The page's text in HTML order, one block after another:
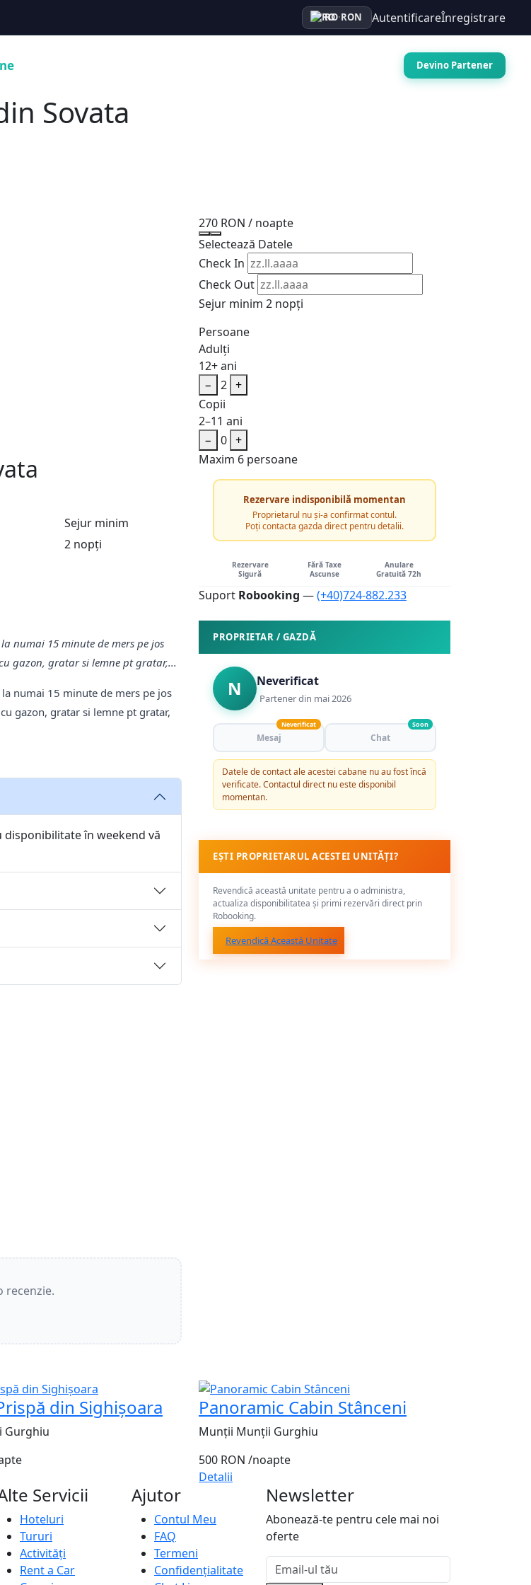
RO·RON AutentificareÎnregistrare
Devino Partener
Sovata
Sejur minim
2 nopți
numai 15 minute de mers pe jos
gazon, gratar si lemne pt gratar,...
numai 15 minute de mers pe jos
gazon, gratar si lemne pt gratar,
disponibilitate în weekend vă
recenzie.
270 RON / noapte
Selectează Datele
Check In
Check Out
Sejur minim 2 nopți
Persoane
Adulți
12+ ani
−
2 +
Copii
2–11 ani
−
0 +
Maxim 6 persoane
Rezervare indisponibilă momentan
Proprietarul nu și-a confirmat contul.
Poți contacta gazda direct pentru detalii.
Rezervare
Sigură
Fără Taxe
Ascunse
Anulare
Gratuită 72h
Suport Robooking —(+40)724-882.233
PROPRIETAR / GAZDĂ
N Neverificat
Partener din mai 2026
Mesaj
Neverificat
Chat
Soon
Datele de contact ale acestei cabane nu au fost încă
verificate. Contactul direct nu este disponibil
momentan.
EȘTI PROPRIETARUL ACESTEI UNITĂȚI?
Revendică această unitate pentru a o administra,
actualiza disponibilitatea și primi rezervări direct prin
Robooking.
Revendică Această Unitate
din Sighișoara
Gurghiu
Panoramic Cabin Stânceni
Munții Munții Gurghiu
500 RON /noapte
Detalii
Servicii
Hoteluri
Tururi
Activități
Rent a Car
Ajutor
Contul Meu
FAQ
Termeni
Confidențialitate
Newsletter
Abonează-te pentru cele mai noi
oferte